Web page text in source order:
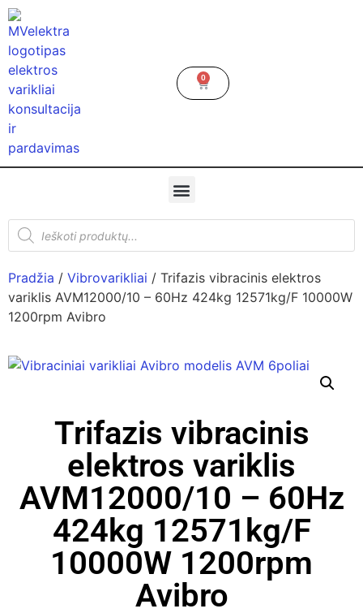
0
Pradžia / Vibrovarikliai / Trifazis vibracinis elektros
variklis AVM12000/10 – 60Hz 424kg 12571kg/F 10000W
1200rpm Avibro
Trifazis vibracinis
elektros variklis
AVM12000/10 – 60Hz
424kg 12571kg/F
10000W 1200rpm
Avibro